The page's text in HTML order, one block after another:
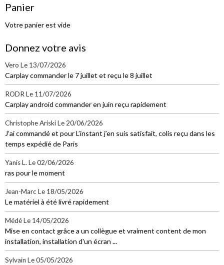
Panier
Votre panier est vide
Donnez votre avis
Vero Le 13/07/2026
Carplay commander le 7 juillet et reçu le 8 juillet
RODR Le 11/07/2026
Carplay android commander en juin reçu rapidement
Christophe AriskiLe 20/06/2026
J’ai commandé et pour L’instant j’en suis satisfait, colis reçu dans les
temps expédié de Paris
Yanis L. Le 02/06/2026
ras pour le moment
Jean-Marc Le 18/05/2026
Le matériel à été livré rapidement
MédéLe 14/05/2026
Mise en contact grâce a un collègue et vraiment content de mon
installation, installation d'un écran ...
Sylvain Le 05/05/2026